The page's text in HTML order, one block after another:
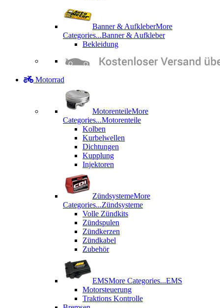
Banner & AufkleberMore
Categories...Banner & Aufkleber
Bekleidung
Motorrad
MotorenteileMore
Categories...Motorenteile
Kolben
Kurbelwellen
Dichtungen
Kupplung
Injektoren
ZündsystemeMore
Categories...Zündsysteme
Volle Zündkits
Zündspulen
Zündkerzen
Zündkabel
Zubehör
EMSMore Categories...EMS
Motorsteuerung
Traktions Kontrolle